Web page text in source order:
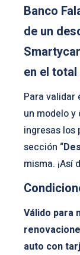
Banco
de un
en el
Para validar
un modelo
ingresas los
sección “
misma. ¡Así
Válido para
auto con